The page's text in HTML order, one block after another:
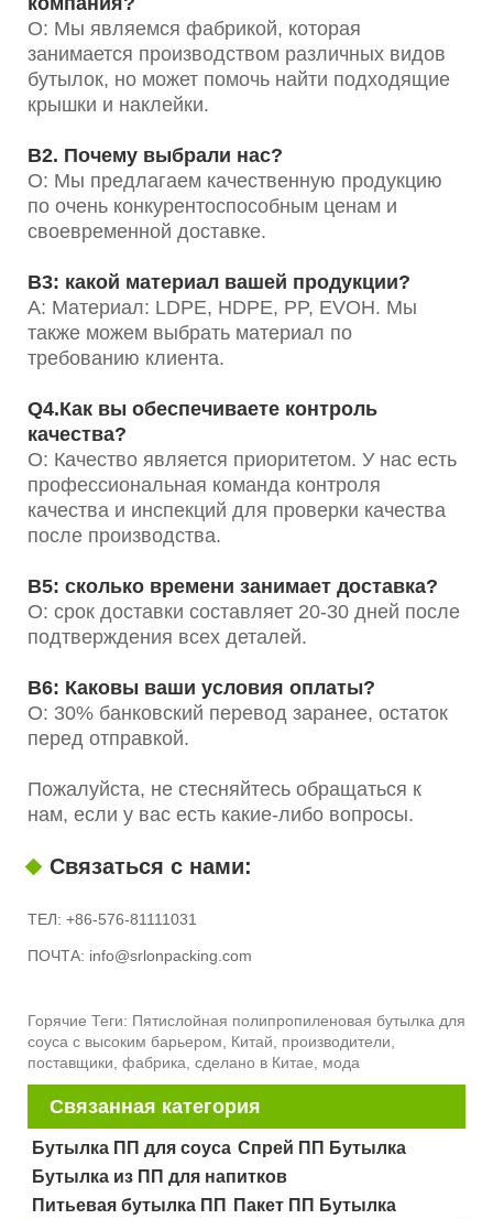
О: Мы являемся фабрикой, которая
занимается производством различных видов
бутылок, но может помочь найти подходящие
крышки и наклейки.
В2. Почему выбрали нас?
О: Мы предлагаем качественную продукцию
по очень конкурентоспособным ценам и
своевременной доставке.
В3: какой материал вашей продукции?
A: Материал: LDPE, HDPE, PP, EVOH. Мы
также можем выбрать материал по
требованию клиента.
Q4.Как вы обеспечиваете контроль
качества?
О: Качество является приоритетом. У нас есть
профессиональная команда контроля
качества и инспекций для проверки качества
после производства.
В5: сколько времени занимает доставка?
О: срок доставки составляет 20-30 дней после
подтверждения всех деталей.
В6: Каковы ваши условия оплаты?
О: 30% банковский перевод заранее, остаток
перед отправкой.
Пожалуйста, не стесняйтесь обращаться к
нам, если у вас есть какие-либо вопросы.
Связаться с нами:
ТЕЛ: +86-576-81111031
ПОЧТА: info@srlonpacking.com
Горячие Теги: Пятислойная полипропиленовая бутылка для
соуса с высоким барьером, Китай, производители,
поставщики, фабрика, сделано в Китае, мода
Связанная категория
Бутылка ПП для соуса Спрей ПП Бутылка
Бутылка из ПП для напитков
Питьевая бутылка ПП
Пакет ПП Бутылка